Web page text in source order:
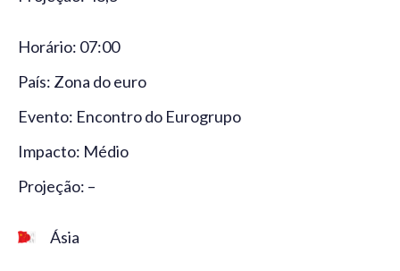
Horário: 07:00
País: Zona do euro
Evento: Encontro do Eurogrupo
Impacto: Médio
Projeção: –
Ásia